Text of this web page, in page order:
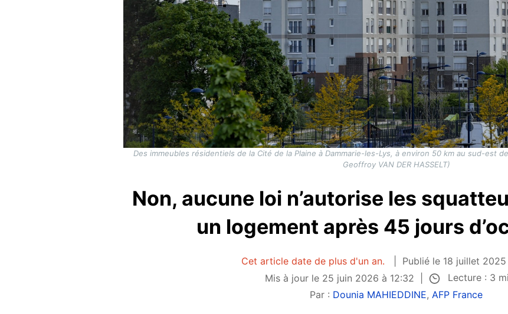
Des immeubles résidentiels de la Cité de la Plaine à Dammarie-les-Lys, à environ 50 km au sud-est
Geoffroy VAN DER HASSELT)
Non, aucune loi n’autorise les
un logement après 45 jours
Cet article date de plus d'un an.
Publié le 18 juillet 2025
Mis à jour le 25 juin 2026 à 12:32
Lecture : 3
Par : Dounia MAHIEDDINE, AFP France